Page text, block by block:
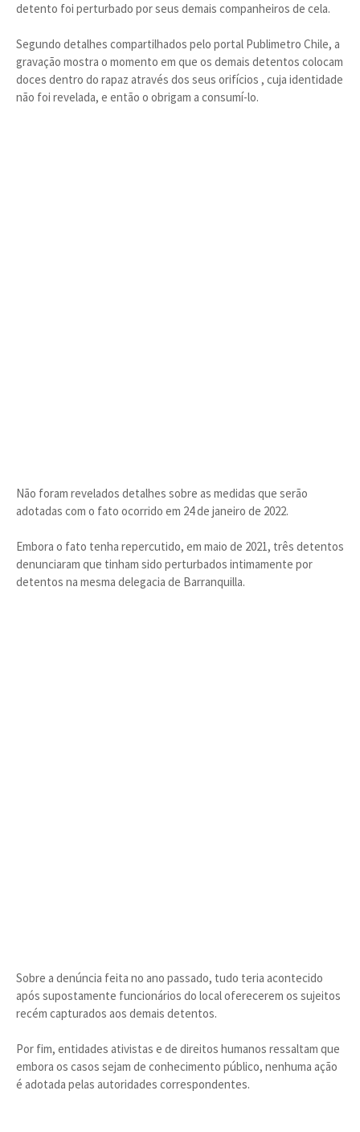
detento foi perturbado por seus demais companheiros de cela.
Segundo detalhes compartilhados pelo portal Publimetro Chile, a
gravação mostra o momento em que os demais detentos colocam
doces dentro do rapaz através dos seus orifícios , cuja identidade
não foi revelada, e então o obrigam a consumí-lo.
Não foram revelados detalhes sobre as medidas que serão
adotadas com o fato ocorrido em 24 de janeiro de 2022.
Embora o fato tenha repercutido, em maio de 2021, três detentos
denunciaram que tinham sido perturbados intimamente por
detentos na mesma delegacia de Barranquilla.
Sobre a denúncia feita no ano passado, tudo teria acontecido
após supostamente funcionários do local oferecerem os sujeitos
recém capturados aos demais detentos.
Por fim, entidades ativistas e de direitos humanos ressaltam que
embora os casos sejam de conhecimento público, nenhuma ação
é adotada pelas autoridades correspondentes.